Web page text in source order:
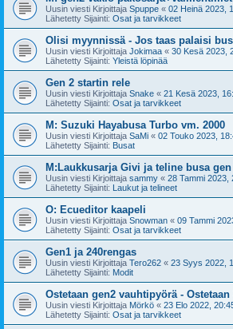
Uusin viesti Kirjoittaja Spuppe « 02 Heinä 2023,
Lähetetty Sijainti: Osat ja tarvikkeet
Olisi myynnissä - Jos taas palaisi
Uusin viesti Kirjoittaja Jokimaa « 30 Kesä 2023,
Lähetetty Sijainti: Yleistä löpinää
Gen 2 startin rele
Uusin viesti Kirjoittaja Snake « 21 Kesä 2023,
Lähetetty Sijainti: Osat ja tarvikkeet
M: Suzuki Hayabusa Turbo vm. 2000
Uusin viesti Kirjoittaja SaMi « 02 Touko 2023,
Lähetetty Sijainti: Busat
M:Laukkusarja Givi ja teline busa gen
Uusin viesti Kirjoittaja sammy « 28 Tammi 2023,
Lähetetty Sijainti: Laukut ja telineet
O: Ecueditor kaapeli
Uusin viesti Kirjoittaja Snowman « 09 Tammi
Lähetetty Sijainti: Osat ja tarvikkeet
Gen1 ja 240rengas
Uusin viesti Kirjoittaja Tero262 « 23 Syys 2022,
Lähetetty Sijainti: Modit
Ostetaan gen2 vauhtipyörä -
Uusin viesti Kirjoittaja Mörkö « 23 Elo 2022,
Lähetetty Sijainti: Osat ja tarvikkeet